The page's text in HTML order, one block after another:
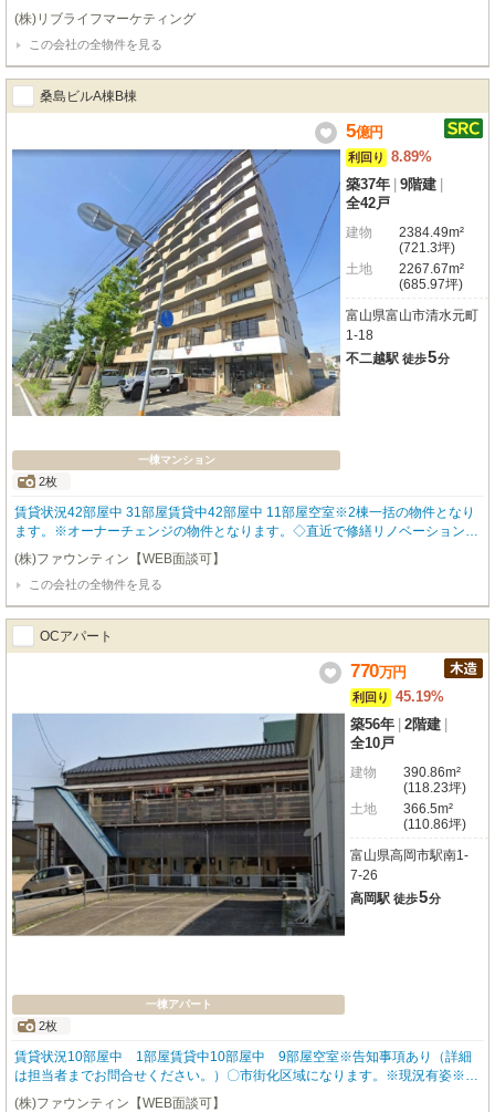
(株)リブライフマーケティング
この会社の全物件を見る
桑島ビルA棟B棟
一棟マンション
2枚
5億円
利回り
8.89%
築37年 9階建
全42戸
建物
2384.49m²
(721.3坪)
土地
2267.67m²
(685.97坪)
富山県富山市清水元町
1-18
不二越駅 徒歩5分
賃貸状況42部屋中 31部屋賃貸中42部屋中 11部屋空室※2棟一括の物件となり
ます。※オーナーチェンジの物件となります。◇直近で修繕リノベーション完
了済み外壁塗装、屋上防水、バルコニー床防水、鉄部階段補強・塗装まで一通
りの修繕工事を終えております。購入後の突発的な修繕コストがかかりませ
ん。◇北アルプス一望の眺望と重厚な総タイル貼り前オーナー（地元の建設業
者）がこだわりを持って建てた、総タイル貼りのレジデンス。ルーフバルコニ
ー付の階層からは美しい北アルプスが一望でき、地域の花火大会も特等席で鑑
賞できます。◇冬場に強い「井戸水利用」の融雪機富山の冬の運営において必
須となる「融雪機」を敷地内に完備。北アルプスの井戸水（地下水）を融雪に
利用しているため、水道代（ランニングコスト）がかからず冬場の経費を削減
可能です。◇家具家電付きマンスリー・民泊等への伸び代現在募集中の空室
（B棟中心）に対し1室予算7～8万円にて家具家電を選定中。今後、管理会社
を介したマンスリー仕様や民泊としての運営を始めることで、さらなる高利回
り化への伸び代を十分に残しています。
(株)ファウンティン【WEB面談可】
この会社の全物件を見る
OCアパート
一棟アパート
2枚
770万円
利回り
45.19%
築56年 2階建
全10戸
建物
390.86m²
(118.23坪)
土地
366.5m²
(110.86坪)
富山県高岡市駅南1-
7-26
高岡駅 徒歩5分
賃貸状況10部屋中 1部屋賃貸中10部屋中 9部屋空室※告知事項あり（詳細
は担当者までお問合せください。）〇市街化区域になります。※現況有姿※リ
フォーム推奨※境界非明示※現況1部屋29,000円で賃貸中です。（賃貸借契約
(株)ファウンティン【WEB面談可】